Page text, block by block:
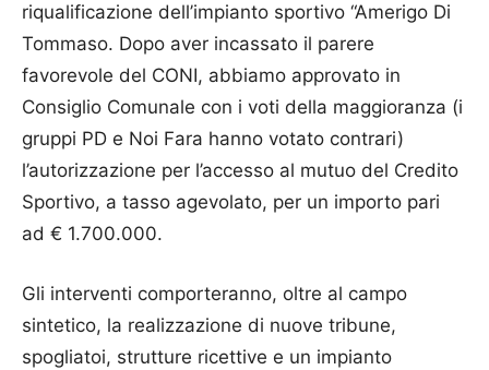
riqualificazione dell’impianto sportivo “Amerigo Di
Tommaso. Dopo aver incassato il parere
favorevole del CONI, abbiamo approvato in
Consiglio Comunale con i voti della maggioranza (i
gruppi PD e Noi Fara hanno votato contrari)
l’autorizzazione per l’accesso al mutuo del Credito
Sportivo, a tasso agevolato, per un importo pari
ad € 1.700.000.
Gli interventi comporteranno, oltre al campo
sintetico, la realizzazione di nuove tribune,
spogliatoi, strutture ricettive e un impianto